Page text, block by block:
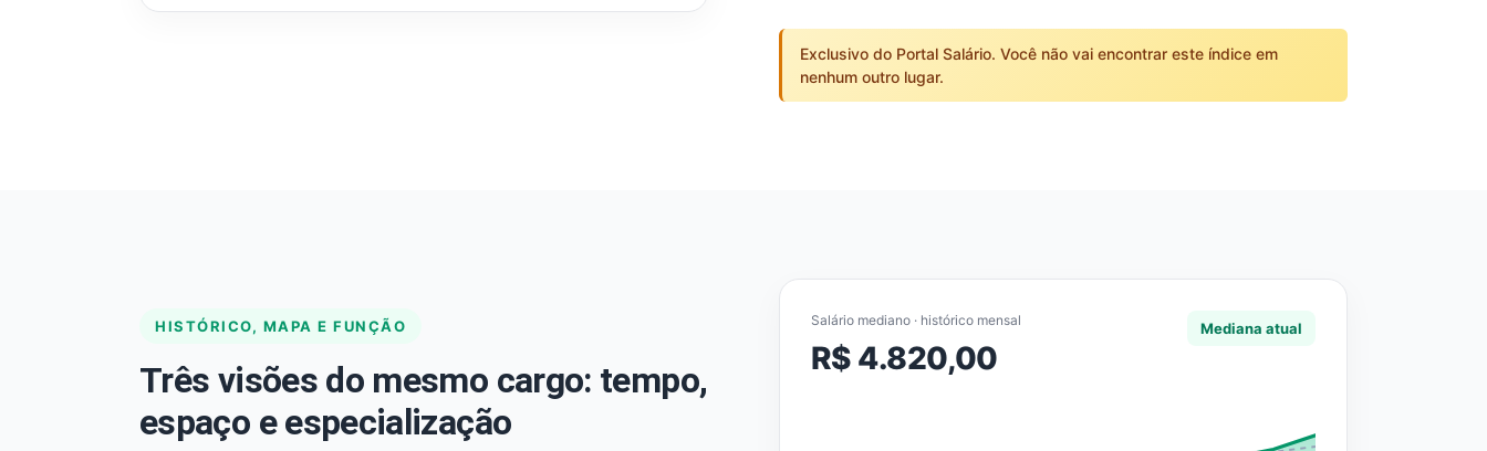
Exclusivo do Portal Salário. Você não vai encontrar este índice em
nenhum outro lugar.
HISTÓRICO, MAPA E FUNÇÃO
Três visões do mesmo cargo: tempo,
espaço e especialização
Salário mediano · histórico mensal
R$ 4.820,00
Mediana atual